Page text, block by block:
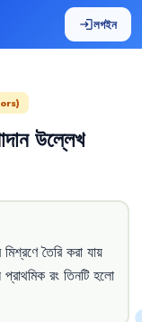
loginলগইন
উল্লেখ
মিশ্রণে তৈরি করা যায়
প্রাথমিক রং তিনটি হলো